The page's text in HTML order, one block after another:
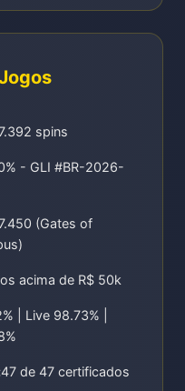
spins
- GLI #BR-2026-
(Gates of
acima de R$ 50k
| Live 98.73% |
47 de 47 certificados